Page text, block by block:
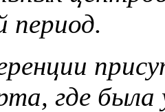
период.
где была